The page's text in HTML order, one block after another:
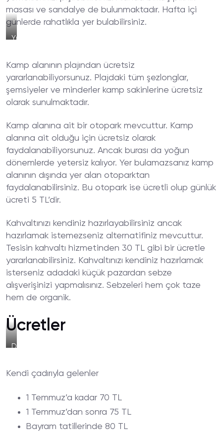
masası ve sandalye de bulunmaktadır. Hafta içi
günlerde rahatlıkla yer bulabilirsiniz.
Yıldız
Camping
Plajı
Kamp alanının plajından ücretsiz
yararlanabiliyorsunuz. Plajdaki tüm şezlonglar,
şemsiyeler ve minderler kamp sakinlerine ücretsiz
olarak sunulmaktadır.
Kamp alanına ait bir otopark mevcuttur. Kamp
alanına ait olduğu için ücretsiz olarak
faydalanabiliyorsunuz. Ancak burası da yoğun
dönemlerde yetersiz kalıyor. Yer bulamazsanız kamp
alanının dışında yer alan otoparktan
faydalanabilirsiniz. Bu otopark ise ücretli olup günlük
ücreti 5 TL’dir.
Kahvaltınızı kendiniz hazırlayabilirsiniz ancak
hazırlamak istemezseniz alternatifiniz mevcuttur.
Tesisin kahvaltı hizmetinden 30 TL gibi bir ücretle
yararlanabilirsiniz. Kahvaltınızı kendiniz hazırlamak
isterseniz adadaki küçük pazardan sebze
alışverişinizi yapmalısınız. Sebzeleri hem çok taze
hem de organik.
Ücretler
Denize
Kendi çadırıyla gelenler
1 Temmuz’a kadar 70 TL
1 Temmuz’dan sonra 75 TL
Bayram tatillerinde 80 TL